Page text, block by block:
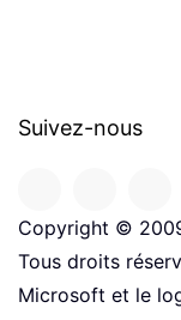
Suivez-nous
Copyright ©
Tous droits
Microsoft et le